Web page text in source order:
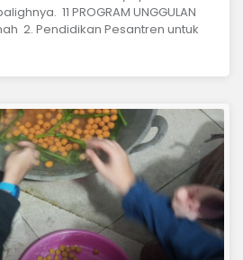
11 PROGRAM UNGGULAN
2. Pendidikan Pesantren untuk
Tahfidz, Bahasa Arab, dan
Bahasa Arab 4. Tahfidz Terpadu
6. Hanya 6 Mata Pelajaran per
yang Terjangkau 11.
dan Kewirausahaan